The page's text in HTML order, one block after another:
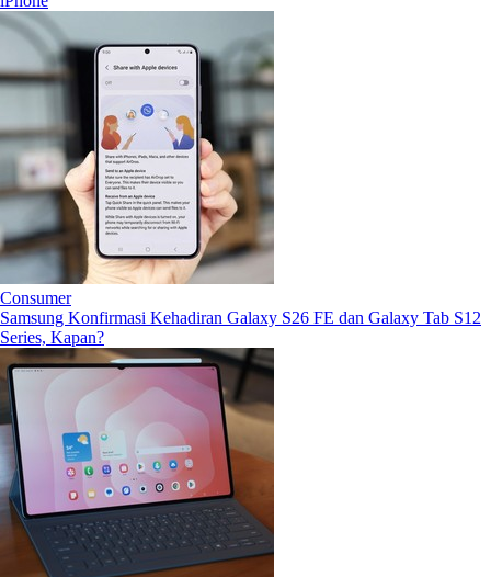
Consumer
Samsung Konfirmasi Kehadiran Galaxy S26 FE dan Galaxy Tab S12
Series, Kapan?